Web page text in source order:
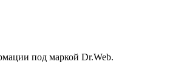
под маркой Dr.Web.